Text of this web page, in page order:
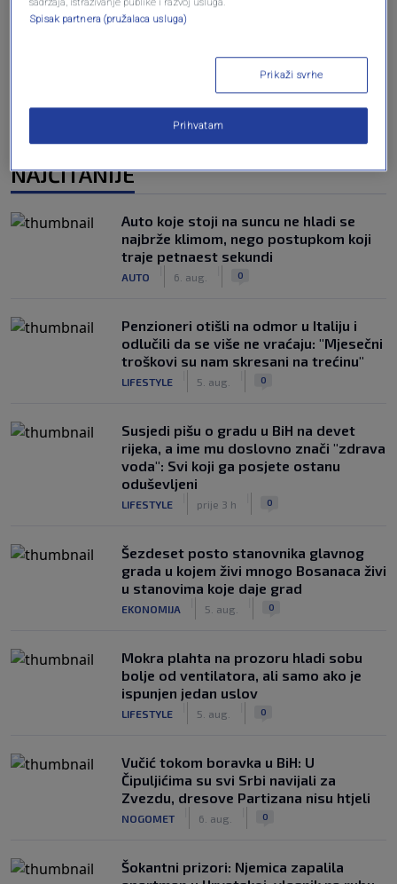
NAJČITANIJE
Auto koje stoji na suncu ne hladi se
najbrže klimom, nego postupkom koji
traje petnaest sekundi
AUTO 6. aug. 0
Penzioneri otišli na odmor u Italiju i
odlučili da se više ne vraćaju: "Mjesečni
troškovi su nam skresani na trećinu"
LIFESTYLE 5. aug. 0
Susjedi pišu o gradu u BiH na devet
rijeka, a ime mu doslovno znači "zdrava
voda": Svi koji ga posjete ostanu
oduševljeni
LIFESTYLE prije 3 h 0
Šezdeset posto stanovnika glavnog
grada u kojem živi mnogo Bosanaca živi
u stanovima koje daje grad
EKONOMIJA 5. aug. 0
Mokra plahta na prozoru hladi sobu
bolje od ventilatora, ali samo ako je
ispunjen jedan uslov
LIFESTYLE 5. aug. 0
Vučić tokom boravka u BiH: U
Čipuljićima su svi Srbi navijali za
Zvezdu, dresove Partizana nisu htjeli
NOGOMET 6. aug. 0
Šokantni prizori: Njemica zapalila
Spisak partnera (pružalaca usluga)
Prikaži svrhe
Prihvatam